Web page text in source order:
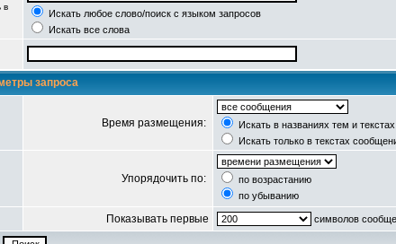
в
Искать любое слово/поиск с языком запросов
Искать все слова
запроса
Время размещения:
Искать в названиях тем и
Искать только в текстах
Упорядочить по:
по возрастанию
по убыванию
Показывать первые символов